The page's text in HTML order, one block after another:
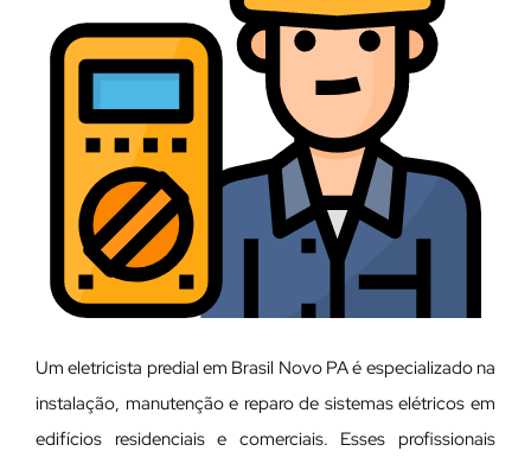
Um eletricista predial em Brasil Novo PA é especializado na
instalação, manutenção e reparo de sistemas elétricos em
edifícios residenciais e comerciais. Esses profissionais